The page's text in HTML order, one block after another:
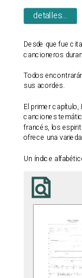
detalles...
Desde que fue
cancioneros
Todos
sus acordes.
El primer
canciones
francés, los
ofrece una
Un índice